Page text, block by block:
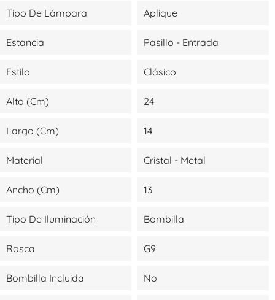
Tipo De Lámpara Aplique
Estancia Pasillo - Entrada
Estilo Clásico
Alto (cm) 24
Largo (cm) 14
Material Cristal - Metal
Ancho (cm) 13
Tipo De Iluminación Bombilla
Rosca G9
Bombilla Incluida No